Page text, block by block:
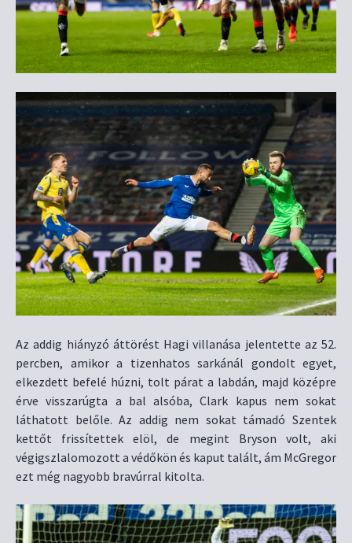
Az addig hiányzó áttörést Hagi villanása jelentette az 52.
percben, amikor a tizenhatos sarkánál gondolt egyet,
elkezdett befelé húzni, tolt párat a labdán, majd középre
érve visszarúgta a bal alsóba, Clark kapus nem sokat
láthatott belőle. Az addig nem sokat támadó Szentek
kettőt frissítettek elöl, de megint Bryson volt, aki
végigszlalomozott a védőkön és kaput talált, ám McGregor
ezt még nagyobb bravúrral kitolta.